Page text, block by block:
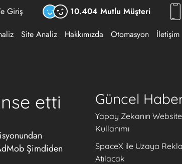
Giriş 10.404 Mutlu Müşteri
Site Analiz Hakkımızda Otomasyon İletişim
etti
Şimdiden
Güncel
Yapay Zekanın
Kullanımı
SpaceX ile Uzaya
Atılacak